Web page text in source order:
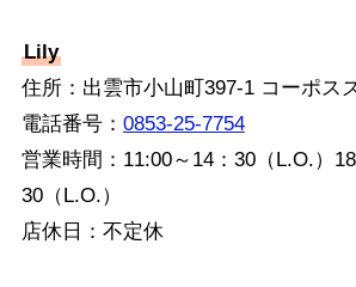
Lily
住所：出雲市小山町397-1 コーポス
電話番号： 0853-25-7754
営業時間：11:00～14：30（L.O.）18
30（L.O.）
店休日：不定休